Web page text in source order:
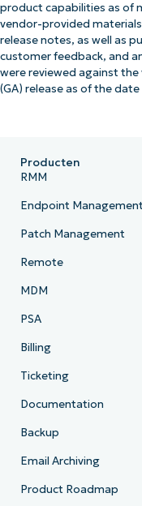
product capabilities as of
vendor-provided
release notes, as well as
customer feedback, and
were reviewed against
(GA) release as of the
Producten
RMM
Endpoint
Patch Management
Remote
MDM
PSA
Billing
Ticketing
Documentation
Backup
Email Archiving
Product Roadmap